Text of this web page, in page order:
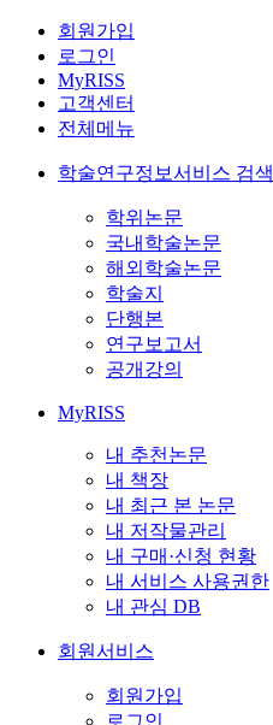
회원가입
로그인
MyRISS
고객센터
전체메뉴
학술연구정보서비스 검색
학위논문
국내학술논문
해외학술논문
학술지
단행본
연구보고서
공개강의
MyRISS
내 추천논문
내 책장
내 최근 본 논문
내 저작물관리
내 구매·신청 현황
내 서비스 사용권한
내 관심 DB
회원서비스
회원가입
로그인